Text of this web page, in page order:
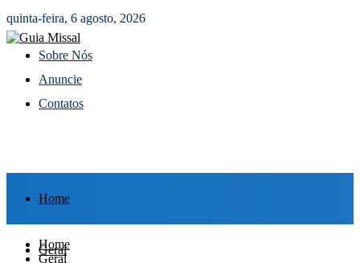
quinta-feira, 6 agosto, 2026
Sobre Nós
Anuncie
Contatos
Home
Geral
Home
Geral